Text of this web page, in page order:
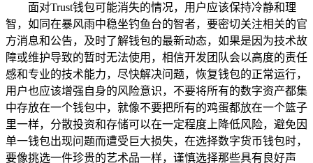
面对Trust钱包可能消失的情况，用户应该保持冷静和理
智，如同在暴风雨中稳坐钓鱼台的智者，要密切关注相关的官
方消息和公告，及时了解钱包的最新动态，如果是因为技术故
障或维护导致的暂时无法使用，相信开发团队会以高度的责任
感和专业的技术能力，尽快解决问题，恢复钱包的正常运行，
用户也应该增强自身的风险意识，不要将所有的数字资产都集
中存放在一个钱包中，就像不要把所有的鸡蛋都放在一个篮子
里一样，分散投资和存储可以在一定程度上降低风险，避免因
单一钱包出现问题而遭受巨大损失，在选择数字货币钱包时，
要像挑选一件珍贵的艺术品一样，谨慎选择那些具有良好声